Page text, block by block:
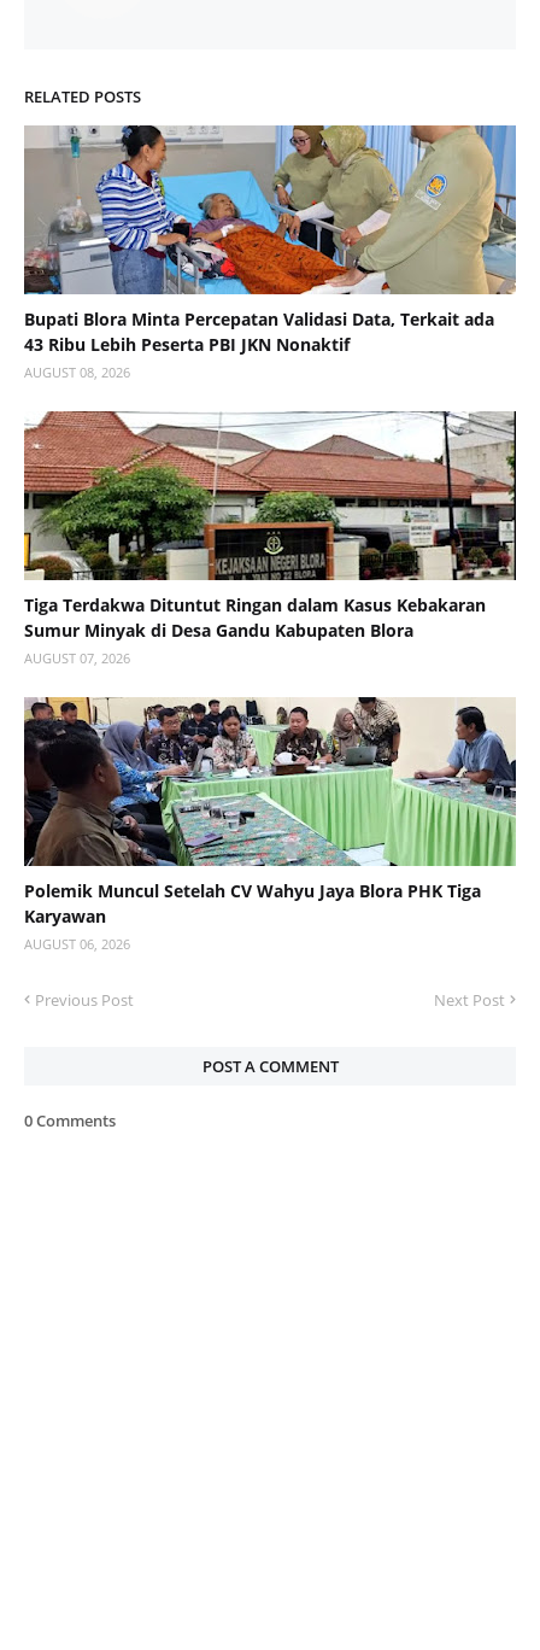
RELATED POSTS
Bupati Blora Minta Percepatan Validasi Data, Terkait ada
43 Ribu Lebih Peserta PBI JKN Nonaktif
AUGUST 08, 2026
Tiga Terdakwa Dituntut Ringan dalam Kasus Kebakaran
Sumur Minyak di Desa Gandu Kabupaten Blora
AUGUST 07, 2026
Polemik Muncul Setelah CV Wahyu Jaya Blora PHK Tiga
Karyawan
AUGUST 06, 2026
Previous Post Next Post
POST A COMMENT
0 Comments